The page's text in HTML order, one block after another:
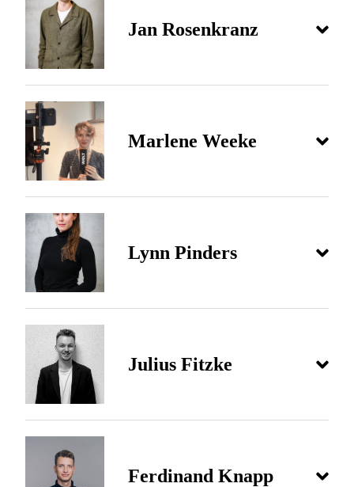
Jan Rosenkranz
Marlene Weeke
Lynn Pinders
Julius Fitzke
Ferdinand Knapp